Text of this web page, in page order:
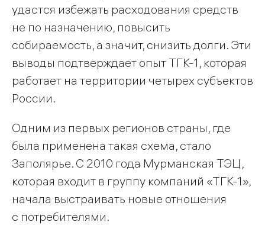
удастся избежать расходования средств
не по назначению, повысить
собираемость, а значит, снизить долги. Эти
выводы подтверждает опыт ТГК-1, которая
работает на территории четырех субъектов
России.
Одним из первых регионов страны, где
была применена такая схема, стало
Заполярье. С 2010 года Мурманская ТЭЦ,
которая входит в группу компаний «ТГК-1»,
начала выстраивать новые отношения
с потребителями.